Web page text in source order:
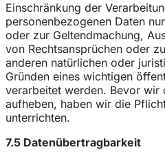
Einschränkung der
personenbezogenen Daten
oder zur Geltendmachung,
von Rechtsansprüchen oder
anderen natürlichen oder
Gründen eines wichtigen
verarbeitet werden. Bevor wir
aufheben, haben wir die
unterrichten.
7.5 Datenübertragbarkeit